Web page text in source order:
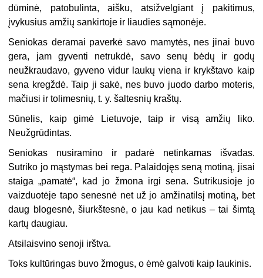
dūminė, patobulinta, aišku, atsižvelgiant į pakitimus,
įvykusius amžių sankirtoje ir liaudies sąmonėje.
Seniokas deramai paverkė savo mamytės, nes jinai buvo
gera, jam gyventi netrukdė, savo senų bėdų ir godų
neužkraudavo, gyveno vidur laukų viena ir krykštavo kaip
sena kregždė. Taip ji sakė, nes buvo juodo darbo moteris,
mačiusi ir tolimesnių, t. y. šaltesnių kraštų.
Sūnelis, kaip gimė Lietuvoje, taip ir visą amžių liko.
Neužgrūdintas.
Seniokas nusiramino ir padarė netinkamas išvadas.
Sutriko jo mąstymas bei rega. Palaidojęs seną motiną, jisai
staiga „pamatė“, kad jo žmona irgi sena. Sutrikusioje jo
vaizduotėje tapo senesnė net už jo amžinatilsį motiną, bet
daug blogesnė, šiurkštesnė, o jau kad netikus – tai šimtą
kartų daugiau.
Atsilaisvino senoji irštva.
Toks kultūringas buvo žmogus, o ėmė galvoti kaip laukinis.